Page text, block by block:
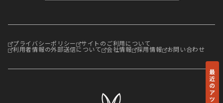
プライバシーポリシー サイトのご利用について
利用者情報の外部送信について 会社情報 採用情報 お問い合わせ